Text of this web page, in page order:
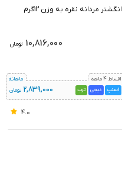
انگشتر مردانه نقره به وزن 12گرم
تومان 10,816,000
اقساط 4 ماهه
اسنپ
دیجی ترب 2,839,000 تومان
ماهانه
4.0